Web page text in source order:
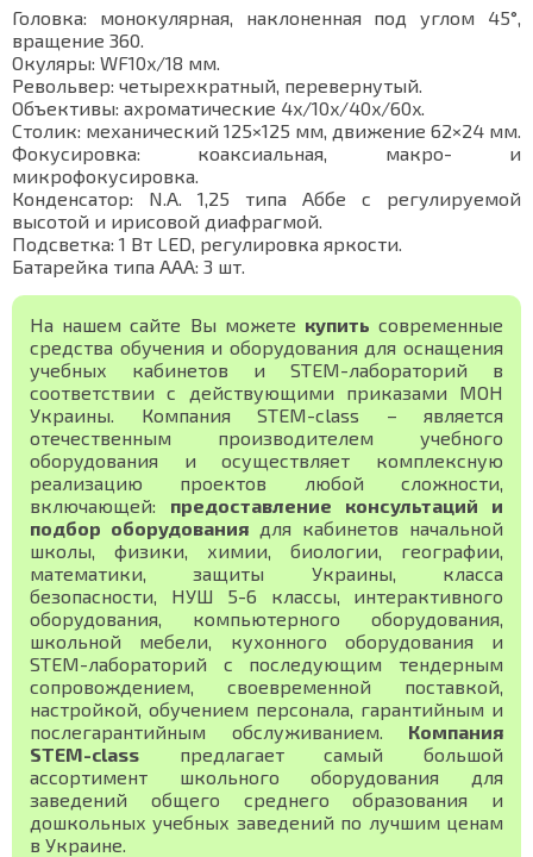
Головка: монокулярная, наклоненная под углом 45°,
вращение 360.
Окуляры: WF10x/18 мм.
Револьвер: четырехкратный, перевернутый.
Объективы: ахроматические 4x/10x/40x/60x.
Столик: механический 125×125 мм, движение 62×24 мм.
Фокусировка: коаксиальная, макро- и
микрофокусировка.
Конденсатор: N.A. 1,25 типа Аббe с регулируемой
высотой и ирисовой диафрагмой.
Подсветка: 1 Вт LED, регулировка яркости.
Батарейка типа ААА: 3 шт.
На нашем сайте Вы можете купить современные
средства обучения и оборудования для оснащения
учебных кабинетов и STEM-лабораторий в
соответствии с действующими приказами МОН
Украины. Компания STEM-class – является
отечественным производителем учебного
оборудования и осуществляет комплексную
реализацию проектов любой сложности,
включающей: предоставление консультаций и
подбор оборудования для кабинетов начальной
школы, физики, химии, биологии, географии,
математики, защиты Украины, класса
безопасности, НУШ 5-6 классы, интерактивного
оборудования, компьютерного оборудования,
школьной мебели, кухонного оборудования и
STEM-лабораторий с последующим тендерным
сопровождением, своевременной поставкой,
настройкой, обучением персонала, гарантийным и
послегарантийным обслуживанием. Компания
STEM-class предлагает самый большой
ассортимент школьного оборудования для
заведений общего среднего образования и
дошкольных учебных заведений по лучшим ценам
в Украине.